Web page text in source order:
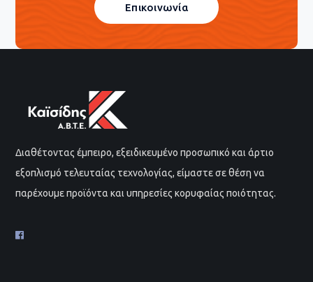
Επικοινωνία
Διαθέτοντας έμπειρο, εξειδικευμένο προσωπικό και άρτιο
εξοπλισμό τελευταίας τεχνολογίας, είμαστε σε θέση να
παρέχουμε προϊόντα και υπηρεσίες κορυφαίας ποιότητας.